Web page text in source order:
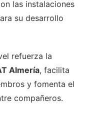
las instalaciones
su desarrollo
refuerza la
Almería, facilita
y fomenta el
compañeros.